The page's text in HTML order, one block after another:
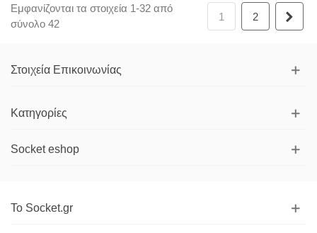
Εμφανίζονται τα στοιχεία 1-32 από
σύνολο 42
1 2
Στοιχεία Επικοινωνίας
Κατηγορίες
Socket eshop
Το Socket.gr